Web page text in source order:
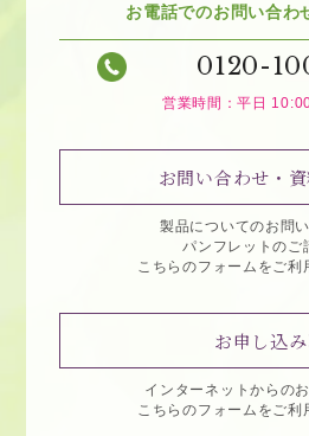
お電話でのお問い合わ
0120-
営業時間：平日
お問い合わせ・
製品についてのお問
パンフレットのご
こちらのフォームをご利
お申し込み
インターネットからの
こちらのフォームをご利